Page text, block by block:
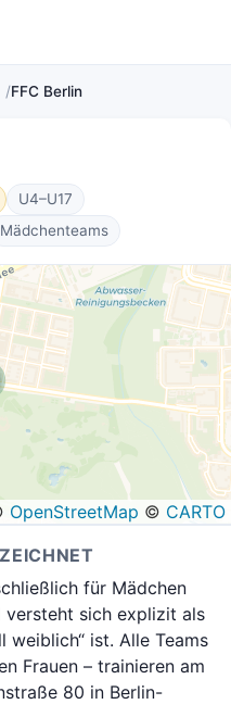
FFC Berlin
U4–U17
Mädchenteams
OpenStreetMap © CARTO
für Mädchen
versteht sich explizit als
weiblich“ ist. Alle Teams
Frauen – trainieren am
80 in Berlin-